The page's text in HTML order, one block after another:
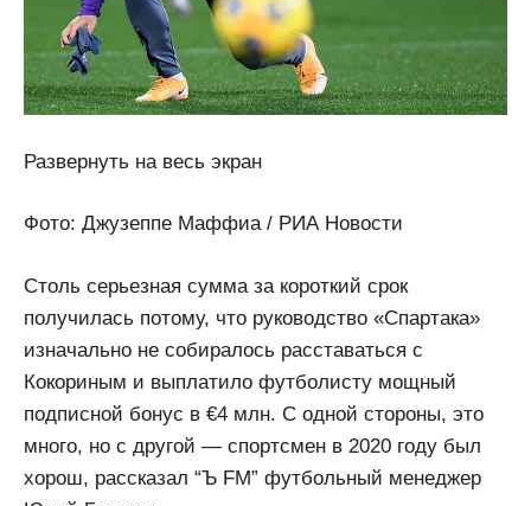
Развернуть на весь экран
Фото: Джузеппе Маффиа / РИА Новости
Столь серьезная сумма за короткий срок
получилась потому, что руководство «Спартака»
изначально не собиралось расставаться с
Кокориным и выплатило футболисту мощный
подписной бонус в €4 млн. С одной стороны, это
много, но с другой — спортсмен в 2020 году был
хорош, рассказал “Ъ FM” футбольный менеджер